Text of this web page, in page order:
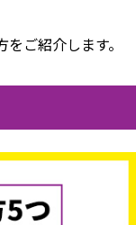
ご紹介します。